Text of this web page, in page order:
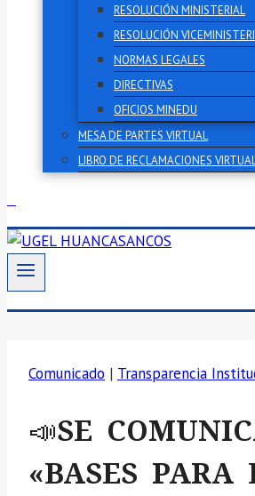
RESOLUCIÓN MINISTERIAL
RESOLUCIÓN
NORMAS LEGALES
DIRECTIVAS
OFICIOS MINEDU
MESA DE PARTES VIRTUAL
LIBRO DE RECLAMACIONES
Comunicado | Transparencia
📣SE
«BASES PARA